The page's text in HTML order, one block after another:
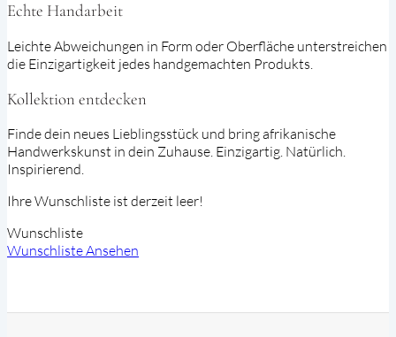
Echte Handarbeit
Leichte Abweichungen in Form oder Oberfläche unterstreichen
die Einzigartigkeit jedes handgemachten Produkts.
Kollektion entdecken
Finde dein neues Lieblingsstück und bring afrikanische
Handwerkskunst in dein Zuhause. Einzigartig. Natürlich.
Inspirierend.
Ihre Wunschliste ist derzeit leer!
Wunschliste
Wunschliste Ansehen